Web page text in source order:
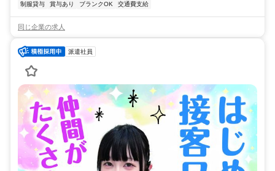
制服貸与
賞与あり ブランクOK 交通費支給
同じ企業の求人
派遣社員